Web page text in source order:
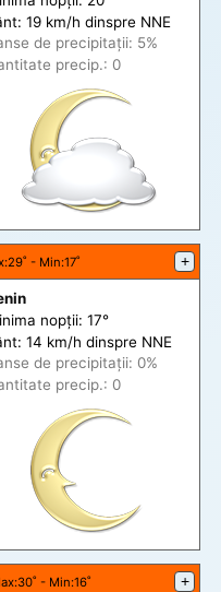
19 km/h dinspre NNE
de precipitații: 5%
precip.: 0
:29˚ - Min:17˚ +
nopții: 17°
14 km/h dinspre NNE
de precipitații: 0%
precip.: 0
:30˚ - Min:16˚ +